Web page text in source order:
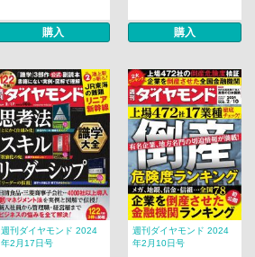
購入 購入
週刊ダイヤモンド 2024
年2月17日号
週刊ダイヤモンド 2024
年2月10日号